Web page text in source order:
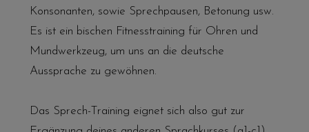
Konsonanten, sowie Sprechpausen, Betonung usw.
Es ist ein bischen Fitnesstraining für Ohren und
Mundwerkzeug, um uns an die deutsche
Aussprache zu gewöhnen.
Das Sprech-Training eignet sich also gut zur